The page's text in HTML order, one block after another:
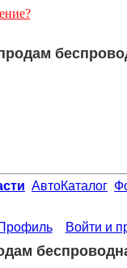
АвтоКаталог
Войти и